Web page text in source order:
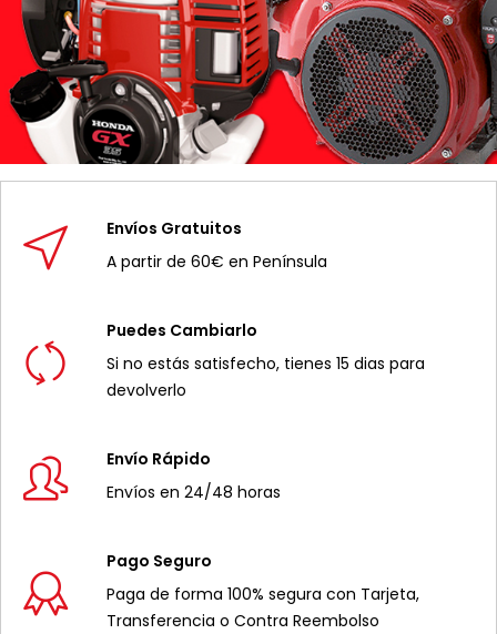
Envíos Gratuitos
A partir de 60€ en Península
Puedes Cambiarlo
Si no estás satisfecho, tienes 15 dias para
devolverlo
Envío Rápido
Envíos en 24/48 horas
Pago Seguro
Paga de forma 100% segura con Tarjeta,
Transferencia o Contra Reembolso